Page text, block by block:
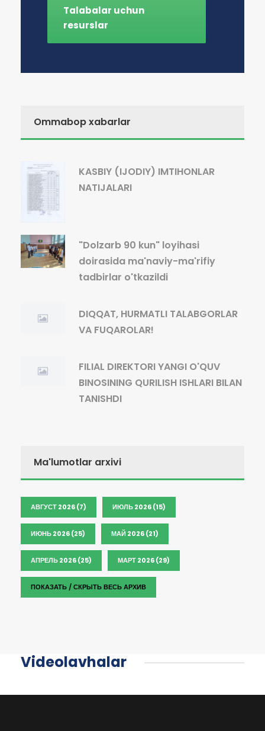
Talabalar uchun
resurslar
Ommabop xabarlar
KASBIY (IJODIY) IMTIHONLAR
NATIJALARI
"Dolzarb 90 kun" loyihasi
doirasida ma'naviy-ma'rifiy
tadbirlar o'tkazildi
DIQQAT, HURMATLI TALABGORLAR
VA FUQAROLAR!
FILIAL DIREKTORI YANGI O'QUV
BINOSINING QURILISH ISHLARI BILAN
TANISHDI
Ma'lumotlar arxivi
АВГУСТ 2026 (7) ИЮЛЬ 2026 (15)
ИЮНЬ 2026 (25) МАЙ 2026 (21)
АПРЕЛЬ 2026 (25) МАРТ 2026 (29)
ПОКАЗАТЬ / СКРЫТЬ ВЕСЬ АРХИВ
Videolavhalar